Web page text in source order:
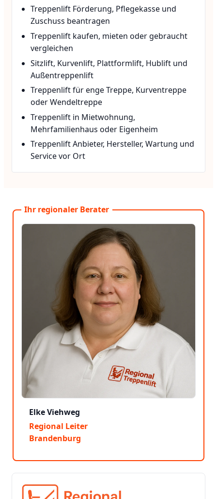
Treppenlift Förderung, Pflegekasse und
Zuschuss beantragen
Treppenlift kaufen, mieten oder gebraucht
vergleichen
Sitzlift, Kurvenlift, Plattformlift, Hublift und
Außentreppenlift
Treppenlift für enge Treppe, Kurventreppe
oder Wendeltreppe
Treppenlift in Mietwohnung,
Mehrfamilienhaus oder Eigenheim
Treppenlift Anbieter, Hersteller, Wartung und
Service vor Ort
Ihr regionaler Berater
Elke Viehweg
Regional Leiter
Brandenburg